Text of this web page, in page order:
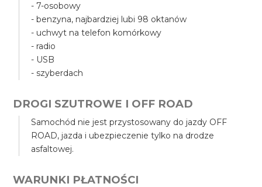
- 7-osobowy
- benzyna, najbardziej lubi 98 oktanów
- uchwyt na telefon komórkowy
- radio
- USB
- szyberdach
DROGI SZUTROWE I OFF ROAD
Samochód nie jest przystosowany do jazdy OFF
ROAD, jazda i ubezpieczenie tylko na drodze
asfaltowej.
WARUNKI PŁATNOŚCI